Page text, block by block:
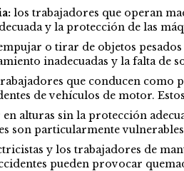
los trabajadores que operan
y la protección de las
o tirar de objetos
inadecuadas y la falta
que conducen como
de vehículos de motor.
alturas sin la protección
son particularmente vulnerables
y los trabajadores de
pueden provocar